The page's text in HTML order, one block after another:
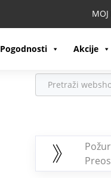
Pogodnosti Akcije